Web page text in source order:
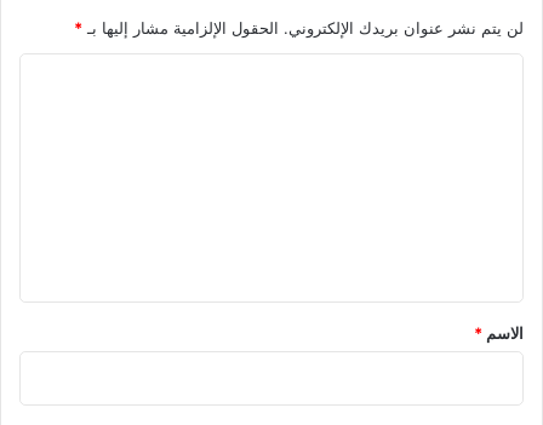
لن يتم نشر عنوان بريدك الإلكتروني. الحقول الإلزامية مشار إليها بـ *
*
الاسم *